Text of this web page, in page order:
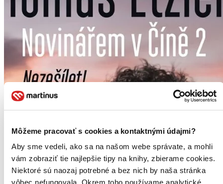
Môžeme pracovať s cookies a kontaktnými údajmi?
Aby sme vedeli, ako sa na našom webe správate, a mohli
vám zobraziť tie najlepšie tipy na knihy, zbierame cookies.
Niektoré sú naozaj potrebné a bez nich by naša stránka
vôbec nefungovala. Okrem toho používame analytické